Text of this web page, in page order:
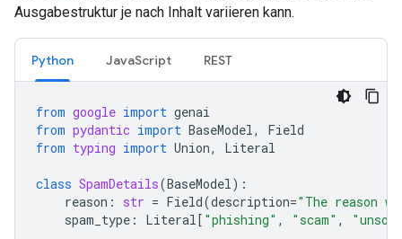
Ausgabestruktur je nach Inhalt variieren kann.
Python JavaScript REST
from google import genai
from pydantic import BaseModel,
Field
from typing import Union, Literal
class SpamDetails(BaseModel):
reason : str = Field(description="The reason
spam_type : Literal[ "phishing" , "scam" ,